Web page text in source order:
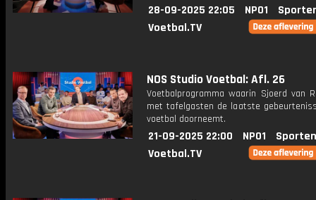
28-09-2025 22:05 NPO1
Voetbal.TV
NOS Studio Voetbal: Afl. 26
Voetbalprogramma waarin Sjoerd van
met tafelgasten de laatste
voetbal doorneemt.
21-09-2025 22:00 NPO1
Voetbal.TV